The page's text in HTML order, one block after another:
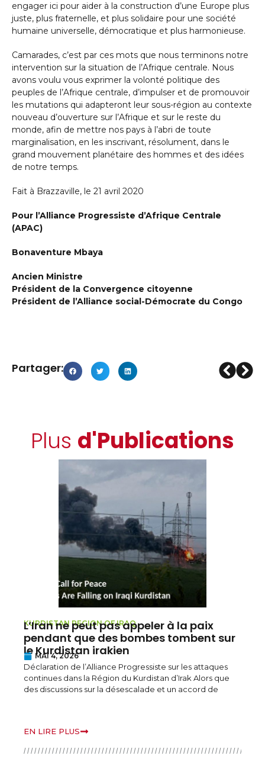
engager ici pour aider à la construction d’une Europe plus
juste, plus fraternelle, et plus solidaire pour une société
humaine universelle, démocratique et plus harmonieuse.
Camarades, c’est par ces mots que nous terminons notre
intervention sur la situation de l’Afrique centrale. Nous
avons voulu vous exprimer la volonté politique des
peuples de l’Afrique centrale, d’impulser et de promouvoir
les mutations qui adapteront leur sous-région au contexte
nouveau d’ouverture sur l’Afrique et sur le reste du
monde, afin de mettre nos pays à l’abri de toute
marginalisation, en les inscrivant, résolument, dans le
grand mouvement planétaire des hommes et des idées
de notre temps.
Fait à Brazzaville, le 21 avril 2020
Pour l’Alliance Progressiste d’Afrique Centrale
(APAC)
Bonaventure Mbaya
Ancien Ministre
Président de la Convergence citoyenne
Président de l’Alliance social-Démocrate du Congo
Partager:
Plus d'Publications
KURDISTAN REGION OF IRAQ
L’Iran ne peut pas appeler à la paix
pendant que des bombes tombent sur
le Kurdistan irakien
MAI 4, 2026
Déclaration de l’Alliance Progressiste sur les attaques
continues dans la Région du Kurdistan d’Irak Alors que
des discussions sur la désescalade et un accord de
EN LIRE PLUS